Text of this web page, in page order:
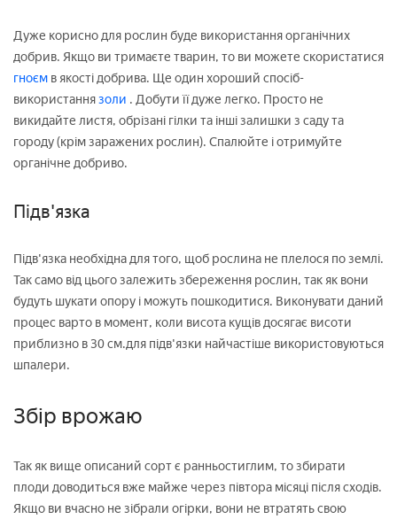
Дуже корисно для рослин буде використання органічних
добрив. Якщо ви тримаєте тварин, то ви можете скористатися
гноєм в якості добрива. Ще один хороший спосіб-
використаннязоли . Добути її дуже легко. Просто не
викидайте листя, обрізані гілки та інші залишки з саду та
городу (крім заражених рослин). Спалюйте і отримуйте
органічне добриво.
Підв'язка
Підв'язка необхідна для того, щоб рослина не плелося по землі.
Так само від цього залежить збереження рослин, так як вони
будуть шукати опору і можуть пошкодитися. Виконувати даний
процес варто в момент, коли висота кущів досягає висоти
приблизно в 30 см.для підв'язки найчастіше використовуються
шпалери.
Збір врожаю
Так як вище описаний сорт є ранньостиглим, то збирати
плоди доводиться вже майже через півтора місяці після сходів.
Якщо ви вчасно не зібрали огірки, вони не втратять свою